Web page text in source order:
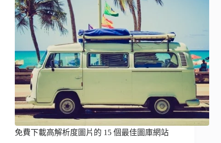
免費下載高解析度圖片的 15 個最佳圖庫網站